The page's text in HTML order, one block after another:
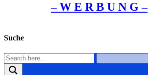
– W Ε R Β U Ν G –
Suche